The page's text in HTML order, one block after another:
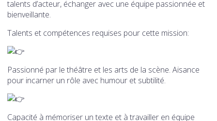
talents d’acteur, échanger avec une équipe passionnée et
bienveillante.
Talents et compétences requises pour cette mission:
Passionné par le théâtre et les arts de la scène. Aisance
pour incarner un rôle avec humour et subtilité.
Capacité à mémoriser un texte et à travailler en équipe